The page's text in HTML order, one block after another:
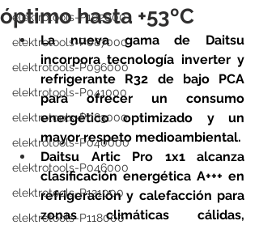
elektrotools-P102000
elektrotools-P087000
elektrotools-P096000
elektrotools-P041000
elektrotools-P083000
elektrotools-P040000
elektrotools-P046000
elektrotools-P121000
elektrotools-P118000
óptimo hasta +53ºC
La nueva gama de Daitsu
incorpora tecnología inverter y
refrigerante R32 de bajo PCA
para ofrecer un consumo
energético optimizado y un
mayor respeto medioambiental.
Daitsu Artic Pro 1x1 alcanza
clasificación energética A+++ en
refrigeración y calefacción para
zonas climáticas cálidas,